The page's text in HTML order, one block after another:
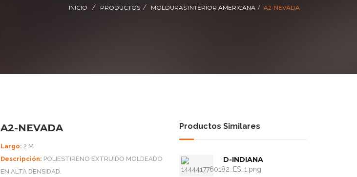
INICIO PRODUCTOS MOLDURAS INTERIOR AMERICANA A2-NEVADA
A2-NEVADA
Largo: 2 M
Descripción: POLIESTIRENO EXTRUIDO MOLDEADO
EN ALTA DENSIDAD.
Productos Similares
D-INDIANA